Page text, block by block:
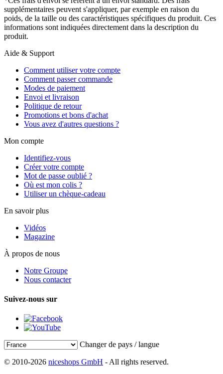
supplémentaires peuvent s'appliquer, par exemple en raison du
poids, de la taille ou des caractéristiques spécifiques du produit. Ces
informations sont indiquées directement dans la description du
produit.
Aide & Support
Comment utiliser votre compte
Comment passer commande
Modes de paiement
Envoi et livraison
Politique de retour
Promotions et bons d'achat
Vous avez d'autres questions ?
Mon compte
Identifiez-vous
Créer votre compte
Mot de passe oublié ?
Où est mon colis ?
Utiliser un chèque-cadeau
En savoir plus
Vidéos
Magazine
À propos de nous
Notre Groupe
Nous contacter
Suivez-nous sur
Changer de pays / langue
© 2010-2026 niceshops GmbH - All rights reserved.